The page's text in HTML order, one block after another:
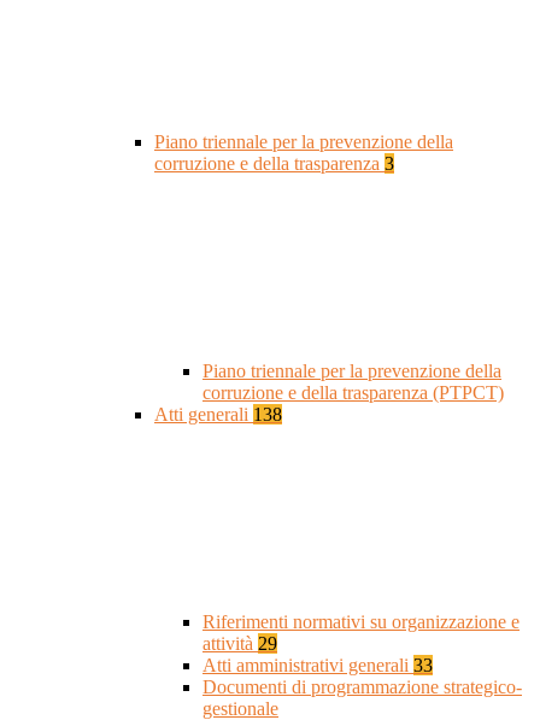
Piano triennale per la prevenzione della
corruzione e della trasparenza 3
Piano triennale per la prevenzione della
corruzione e della trasparenza (PTPCT)
Atti generali 138
Riferimenti normativi su organizzazione e
attività 29
Atti amministrativi generali 33
Documenti di programmazione strategico-
gestionale